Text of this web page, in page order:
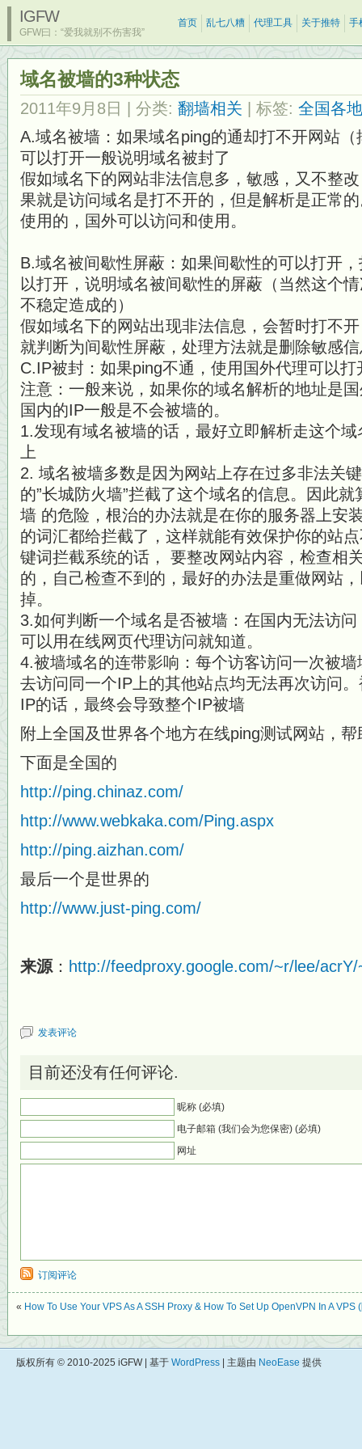
IGFW
GFW曰：“爱我就别不伤害我”
首页 乱七八糟 代理工具 关于推特 手
域名被墙的3种状态
2011年9月8日 | 分类: 翻墙相关 | 标签: 全国各
A.域名被墙：如果域名ping的通却打不开网站
可以打开一般说明域名被封了
假如域名下的网站非法信息多，敏感，又不整
果就是访问域名是打不开的，但是解析是正常
使用的，国外可以访问和使用。
B.域名被间歇性屏蔽：如果间歇性的可以打开
以打开，说明域名被间歇性的屏蔽（当然这个
不稳定造成的）
假如域名下的网站出现非法信息，会暂时打不
就判断为间歇性屏蔽，处理方法就是删除敏感
C.IP被封：如果ping不通，使用国外代理可以
注意：一般来说，如果你的域名解析的地址是
国内的IP一般是不会被墙的。
1.发现有域名被墙的话，最好立即解析走这个
上
2. 域名被墙多数是因为网站上存在过多非法关
的”长城防火墙”拦截了这个域名的信息。因此
墙 的危险，根治的办法就是在你的服务器上安
的词汇都给拦截了，这样就能有效保护你的站
键词拦截系统的话， 要整改网站内容，检查相
的，自己检查不到的，最好的办法是重做网站
掉。
3.如何判断一个域名是否被墙：在国内无法访
可以用在线网页代理访问就知道。
4.被墙域名的连带影响：每个访客访问一次被
去访问同一个IP上的其他站点均无法再次访问
IP的话，最终会导致整个IP被墙
附上全国及世界各个地方在线ping测试网站，
下面是全国的
http://ping.chinaz.com/
http://www.webkaka.com/Ping.aspx
http://ping.aizhan.com/
最后一个是世界的
http://www.just-ping.com/
来源 ： http://feedproxy.google.com/~r/lee/
发表评论
目前还没有任何评论.
昵称 (必填)
电子邮箱 (我们会为您保密) (必填)
网址
订阅评论
« How To Use Your VPS As A SSH Proxy & How To Set Up OpenVPN In A
版权所有 © 2010-2025 iGFW | 基于 WordPress | 主题由 NeoEase 提供